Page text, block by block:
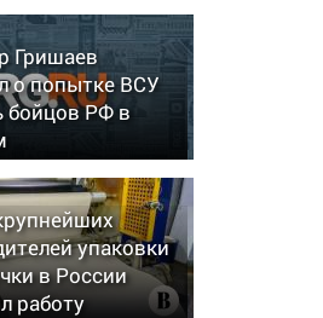
Гришаев
о попытке ВСУ
бойцов РФ в
упаковки
в России
работу